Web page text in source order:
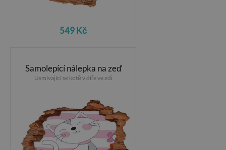
549 Kč
Samolepící nálepka na zeď
Usmívající se kotě v díře ve zdi